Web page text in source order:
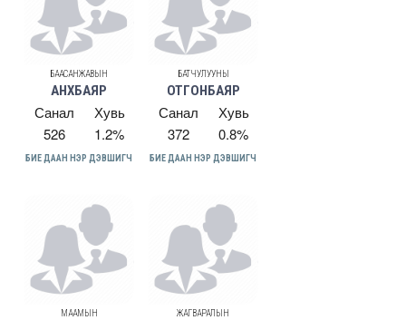
БААСАНЖАВЫН
АНХБАЯР
Санал
Хувь
526
1.2%
БИЕ ДААН НЭР ДЭВШИГЧ
БАТЧУЛУУНЫ
ОТГОНБАЯР
Санал
Хувь
372
0.8%
БИЕ ДААН НЭР ДЭВШИГЧ
МААМЫН ЖАГВАРАЛЫН